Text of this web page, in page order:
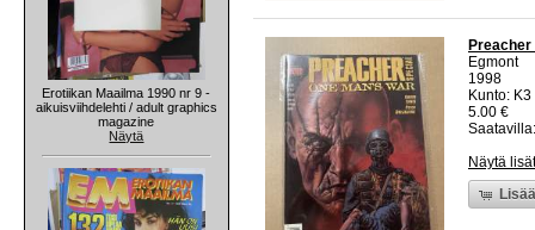
Erotiikan Maailma 1990 nr 9 -
aikuisviihdelehti / adult graphics
magazine
Näytä
Egmont
1998
Kunto:
5.00 €
Näytä